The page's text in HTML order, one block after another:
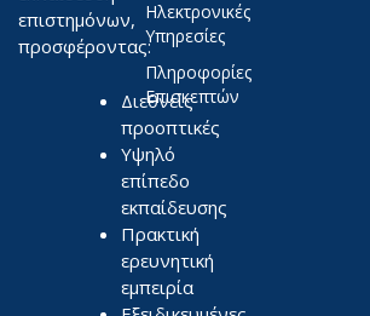
επιστημόνων,
προσφέροντας:
Διεθνείς
προοπτικές
Υψηλό
επίπεδο
εκπαίδευσης
Πρακτική
ερευνητική
εμπειρία
Ηλεκτρονικές
Υπηρεσίες
Πληροφορίες
Επισκεπτών